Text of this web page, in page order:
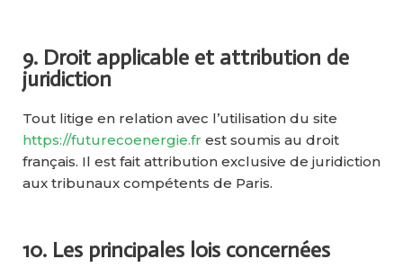
9. Droit applicable et attribution de
juridiction
Tout litige en relation avec l’utilisation du site
https://futurecoenergie.fr est soumis au droit
français. Il est fait attribution exclusive de juridiction
aux tribunaux compétents de Paris.
10. Les principales lois concernées